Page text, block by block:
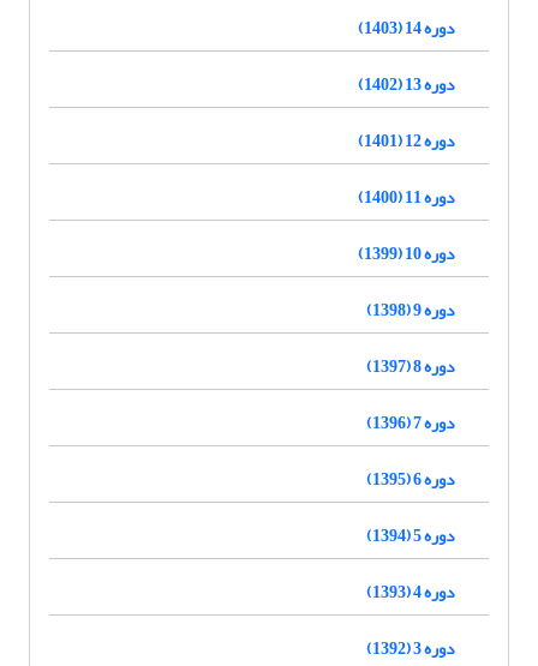
دوره 14 (1403)
دوره 13 (1402)
دوره 12 (1401)
دوره 11 (1400)
دوره 10 (1399)
دوره 9 (1398)
دوره 8 (1397)
دوره 7 (1396)
دوره 6 (1395)
دوره 5 (1394)
دوره 4 (1393)
دوره 3 (1392)